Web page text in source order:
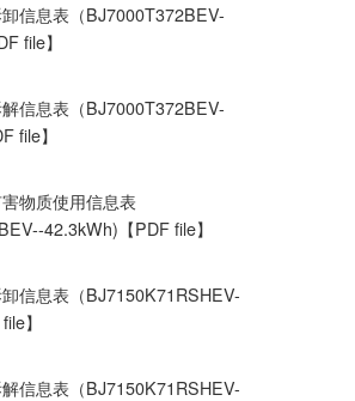
信息表（BJ7000T372BEV-
file】
信息表（BJ7000T372BEV-
file】
物质使用信息表
42.3kWh)【PDF file】
信息表（BJ7150K71RSHEV-
】
信息表（BJ7150K71RSHEV-